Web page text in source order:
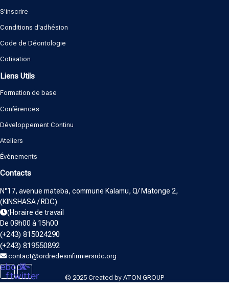
S'inscrire
Conditions d'adhésion
Code de Déontologie
Cotisation
Liens Utils
Formation de base
Conférences
Développement Continu
Ateliers
Événements
Contacts
N°17, avenue mateba, commune Kalamu, Q/ Matonge 2,
(KINSHASA / RDC)
(Horaire de travail
De 09h00 à 15h00
(+243) 815024290
(+243) 819550892
contact@ordredesinfirmiersrdc.org
f
X-
twitter
© 2025 Created by ATON GROUP